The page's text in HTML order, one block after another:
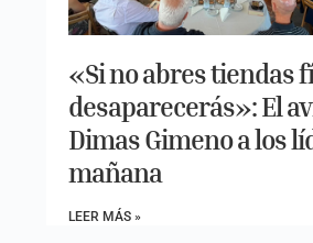
«Si no abres tiendas
desaparecerás»: El
Dimas Gimeno a los
mañana
LEER MÁS »